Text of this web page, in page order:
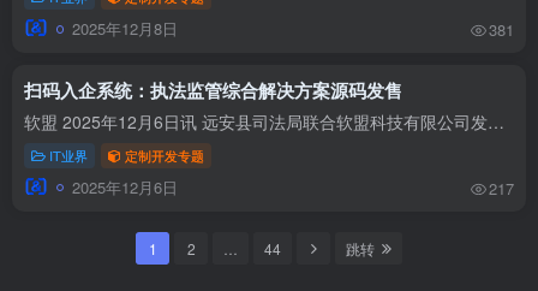
2025年12月8日 381
扫码入企系统：执法监管综合解决方案源码发售
软盟 2025年12月6日讯 远安县司法局联合软盟科技有限公司发布了创新成果——“宜码护企”智慧扫码入企小程序，并共同探讨了执法监管综合解决方案。该方案旨在打破传统政企间的信息壁垒，通过构...
IT业界 定制开发专题
2025年12月6日 217
1 2 44 跳转